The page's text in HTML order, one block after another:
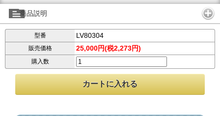
商品説明
型番 LV80304
販売価格 25,000円(税2,273円)
購入数